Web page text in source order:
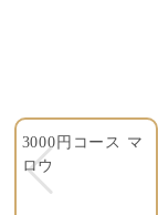
3000円コース マ
ロウ